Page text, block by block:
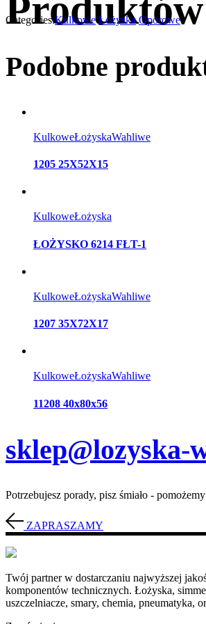
Produktów
Categories:Kulkowe Łożyska Oporowe
Podobne
KulkoweŁożyskaWahliwe
1205 25X52X15
KulkoweŁożyska
ŁOŻYSKO 6214 FŁT-1
KulkoweŁożyskaWahliwe
1207 35X72X17
KulkoweŁożyskaWahliwe
11208 40x80x56
sklep@lozyska-
Potrzebujesz porady, pisz śmiało -
ZAPRASZAMY
Twój partner w dostarczaniu najwyższej
komponentów technicznych. Łożyska,
uszczelniacze, smary, chemia, pneumatyka,